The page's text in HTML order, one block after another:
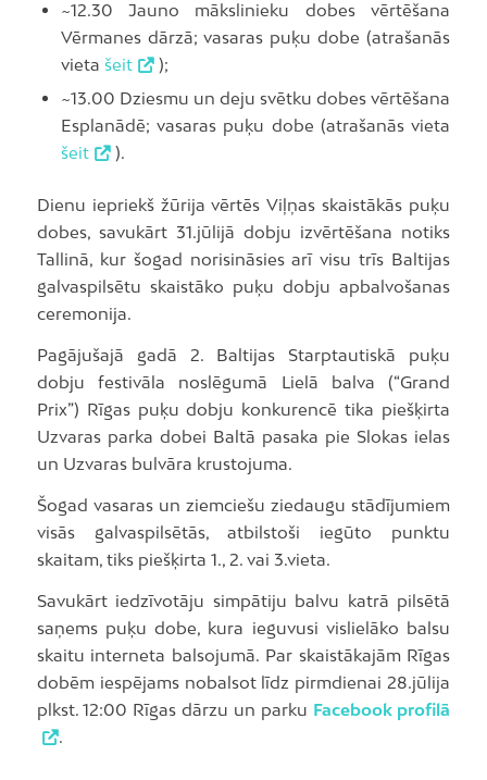
~12.30 Jauno mākslinieku dobes vērtēšana
Vērmanes dārzā; vasaras puķu dobe (atrašanās
vieta šeit
);
~13.00 Dziesmu un deju svētku dobes vērtēšana
Esplanādē; vasaras puķu dobe (atrašanās vieta
šeit
).
Dienu iepriekš žūrija vērtēs Viļņas skaistākās puķu
dobes, savukārt 31.jūlijā dobju izvērtēšana notiks
Tallinā, kur šogad norisināsies arī visu trīs Baltijas
galvaspilsētu skaistāko puķu dobju apbalvošanas
ceremonija.
Pagājušajā gadā 2. Baltijas Starptautiskā puķu
dobju festivāla noslēgumā Lielā balva (“Grand
Prix”) Rīgas puķu dobju konkurencē tika piešķirta
Uzvaras parka dobei Baltā pasaka pie Slokas ielas
un Uzvaras bulvāra krustojuma.
Šogad vasaras un ziemciešu ziedaugu stādījumiem
visās galvaspilsētās, atbilstoši iegūto punktu
skaitam, tiks piešķirta 1., 2. vai 3.vieta.
Savukārt iedzīvotāju simpātiju balvu katrā pilsētā
saņems puķu dobe, kura ieguvusi vislielāko balsu
skaitu interneta balsojumā. Par skaistākajām Rīgas
dobēm iespējams nobalsot līdz pirmdienai 28.jūlija
plkst. 12:00 Rīgas dārzu un parku Facebook profilā
.